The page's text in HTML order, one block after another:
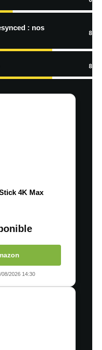
: nos
8
8
4K Max
08/2026 14:30